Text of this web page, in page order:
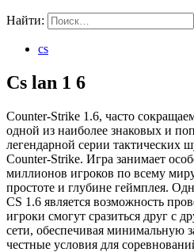
Найти:
cs
Cs lan 1 6
Counter-Strike 1.6, часто
одной из наиболее знаковых и
легендарной серии тактических
Counter-Strike. Игра занимает
миллионов игроков по всему
простоте и глубине геймплея.
CS 1.6 является возможность
игроки смогут сразиться друг с
сети, обеспечивая минимальную
честные условия для